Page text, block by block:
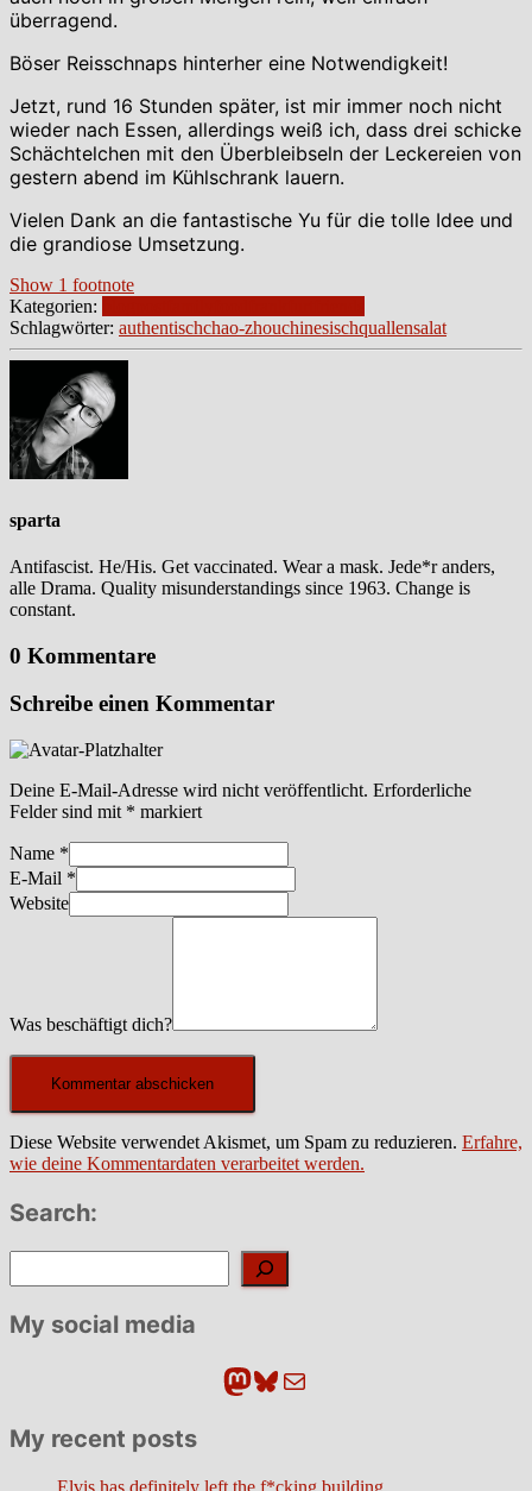
überragend.
Böser Reisschnaps hinterher eine Notwendigkeit!
Jetzt, rund 16 Stunden später, ist mir immer noch nicht
wieder nach Essen, allerdings weiß ich, dass drei schicke
Schächtelchen mit den Überbleibseln der Leckereien von
gestern abend im Kühlschrank lauern.
Vielen Dank an die fantastische Yu für die tolle Idee und
die grandiose Umsetzung.
Show 1 footnote
Kategorien:
Schlagwörter: authentischchao-zhouchinesischquallensalat
sparta
Antifascist. He/His. Get vaccinated. Wear a mask. Jede*r anders,
alle Drama. Quality misunderstandings since 1963. Change is
constant.
0 Kommentare
Schreibe einen Kommentar
Deine E-Mail-Adresse wird nicht veröffentlicht. Erforderliche
Felder sind mit * markiert
Name *
E-Mail *
Website
Was beschäftigt dich?
Diese Website verwendet Akismet, um Spam zu reduzieren. Erfahre,
wie deine Kommentardaten verarbeitet werden.
Search:
My social media
Mastodon
Bluesky
E-Mail
My recent posts
Elvis has definitely left the f*cking building